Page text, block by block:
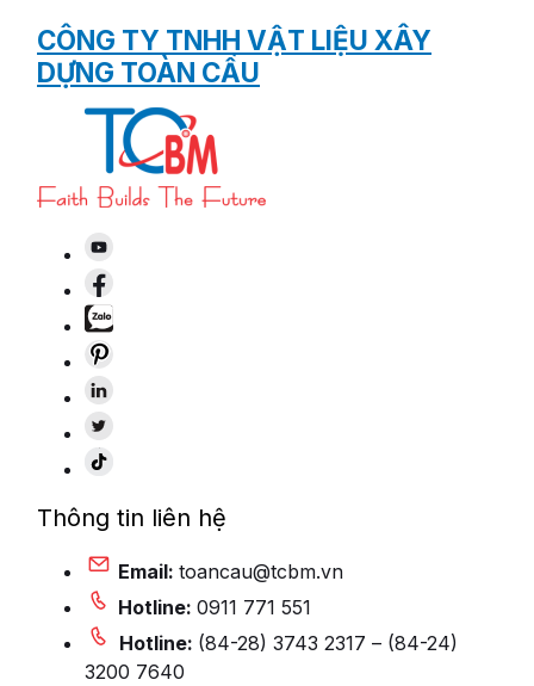
CÔNG TY TNHH VẬT LIỆU XÂY
DỰNG TOÀN CẦU
Thông tin liên hệ
Email: toancau@tcbm.vn
Hotline: 0911 771 551
Hotline: (84-28) 3743 2317 – (84-24)
3200 7640